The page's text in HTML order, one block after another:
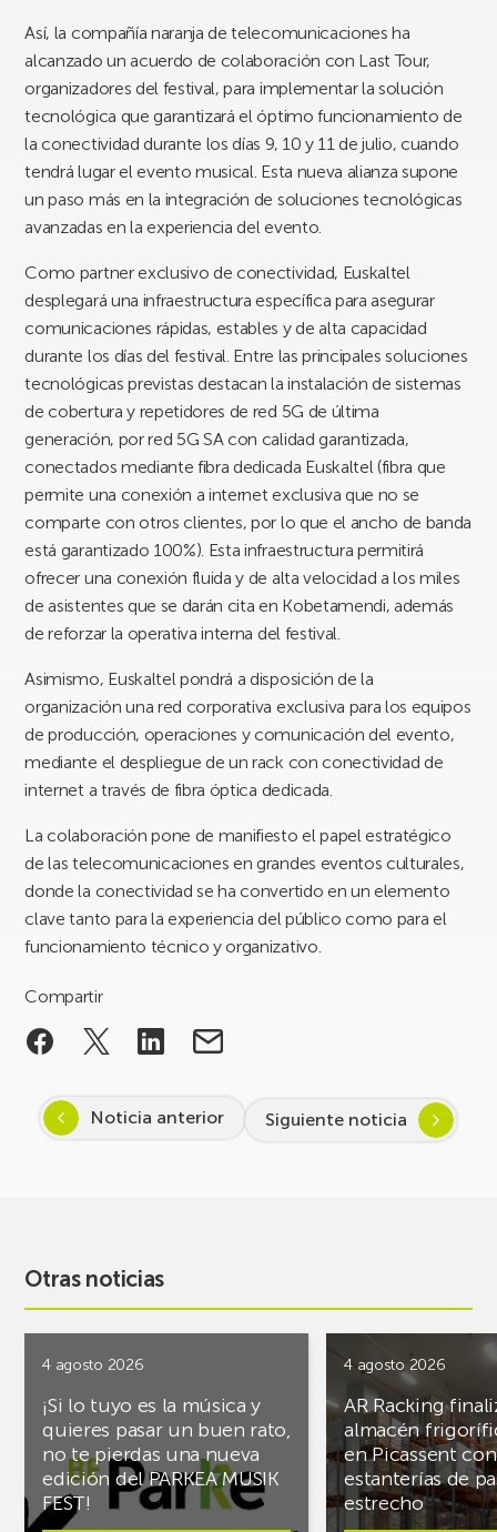
Así, la compañía naranja de telecomunicaciones ha
alcanzado un acuerdo de colaboración con Last Tour,
organizadores del festival, para implementar la solución
tecnológica que garantizará el óptimo funcionamiento de
la conectividad durante los días 9, 10 y 11 de julio, cuando
tendrá lugar el evento musical. Esta nueva alianza supone
un paso más en la integración de soluciones tecnológicas
avanzadas en la experiencia del evento.
Como partner exclusivo de conectividad, Euskaltel
desplegará una infraestructura específica para asegurar
comunicaciones rápidas, estables y de alta capacidad
durante los días del festival. Entre las principales soluciones
tecnológicas previstas destacan la instalación de sistemas
de cobertura y repetidores de red 5G de última
generación, por red 5G SA con calidad garantizada,
conectados mediante fibra dedicada Euskaltel (fibra que
permite una conexión a internet exclusiva que no se
comparte con otros clientes, por lo que el ancho de banda
está garantizado 100%). Esta infraestructura permitirá
ofrecer una conexión fluida y de alta velocidad a los miles
de asistentes que se darán cita en Kobetamendi, además
de reforzar la operativa interna del festival.
Asimismo, Euskaltel pondrá a disposición de la
organización una red corporativa exclusiva para los equipos
de producción, operaciones y comunicación del evento,
mediante el despliegue de un rack con conectividad de
internet a través de fibra óptica dedicada.
La colaboración pone de manifiesto el papel estratégico
de las telecomunicaciones en grandes eventos culturales,
donde la conectividad se ha convertido en un elemento
clave tanto para la experiencia del público como para el
funcionamiento técnico y organizativo.
Compartir
Noticia anterior Siguiente noticia
Otras noticias
4 agosto 2026
¡Si lo tuyo es la música y
quieres pasar un buen rato,
no te pierdas una nueva
edición del PARKEA MUSIK
FEST!
4 agosto 2026
AR Racking
almacén
en Picassent con
estanterías de
estrecho